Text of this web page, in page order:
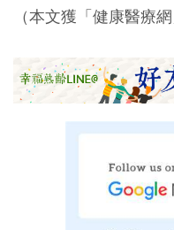
（本文獲「健康醫療